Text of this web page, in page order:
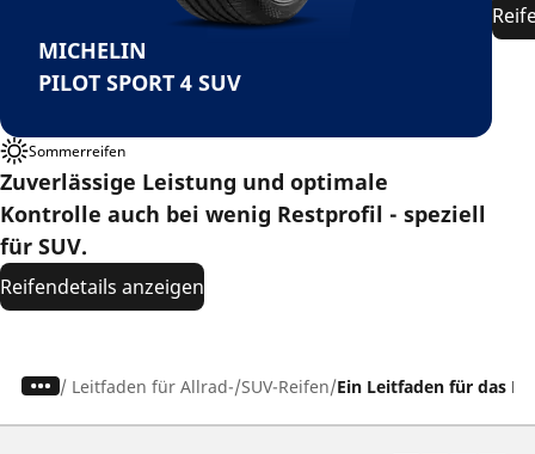
MICHELIN
PILOT SPORT 4 SUV
Sommerreifen
Zuverlässige Leistung und optimale
Kontrolle auch bei wenig Restprofil - speziell
für SUV.
Reifendetails anzeigen
/ Leitfaden für Allrad-/SUV-Reifen Ein Leitfaden für das